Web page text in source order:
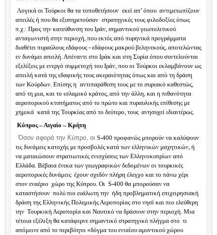
Λογικά οι Τούρκοι θα τα τοποθετήσουν εκεί απ’ όπου αντιμετωπίζουν
απειλές ή που θα εξυπηρετούσαν στρατηγικές τους φιλοδοξίες όπως
π.χ.: Προς την κατεύθυνση του Ιράν, σημαντικού γεωπολιτικού
ανταγωνιστή στην περιοχή, που εκτός από πυρηνικά προγράμματα
διαθέτει πυραύλους εδάφους - εδάφους μακρού βεληνεκούς, αποτελώντας
εν δυνάμει απειλή. Απέναντι στο Ιράκ και στη Συρία όπου συντελούνται
εξελίξεις με ενεργό συμμετοχή του Ιράν, που οι Τούρκοι εκλαμβάνουν ως
απειλή κατά της εδαφικής τους ακεραιότητας όπως και από τη δράση
των Κούρδων. Επίσης η αντιπαράθεση τους με το συριακό καθεστώς,
από τη μια, και το ισλαμικό κράτος, από την άλλη, και η πιθανότητα
αεροπορικού κτυπήματος από το πρώτο και πυραυλικής επίθεσης με
χημικά κατά της Τουρκίας από το δεύτερο, τους ανησυχεί ιδιαιτέρως.
Κύπρος – Αιγαίο – Κρήτη
Όσον αφορά την Κύπρο, οι S-400 προφανώς μπορούν να καλύψουν
τις δυνάμεις κατοχής με προσβολές κατά των ελληνικών μαχητικών, ή
να ματαιώσουν στρατιωτικές ενισχύσεις των Ελληνοκυπρίων από
Ελλάδα. Βέβαια ένεκα των γεωγραφικών δεδομένων οι τουρκικές
αεροπορικές δυνάμεις έχουν σχεδόν πλήρη έλεγχο και το πάνω χέρι
στον εναέριο χώρο της Κύπρου. Οι S-400 θα μπορούσαν να
καταστήσουν πολύ πιο ευάλωτη την ήδη προβληματική επιχειρησιακή
δράση της Ελληνικής Πολεμικής Αεροπορίας στο νησί και πιο ελεύθερη
την Τουρκική Αεροπορία και Ναυτικό να δράσουν στην περιοχή. Μια
τέτοια εξέλιξη θα κατάφερνε σημαντικό στρατηγικό πλήγμα στο τι
απόμεινε από το περιβόητο «δόγμα του ενιαίου αμυντικού χώρου